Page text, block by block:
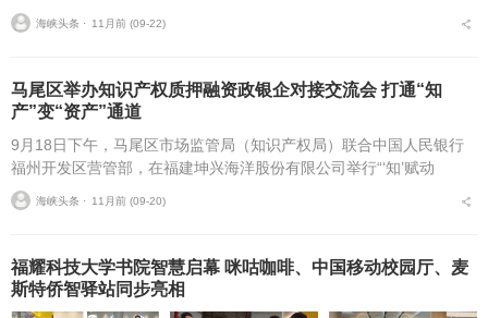
赞。近日，马尾区新华园小区一对老年夫妇迎来了生活中的一件“暖心
事”——家中使...
海峡头条 ⋅ 11月前 (09-22)
马尾区举办知识产权质押融资政银企对接交流会 打通“知
产”变“资产”通道
9月18日下午，马尾区市场监管局（知识产权局）联合中国人民银行
福州开发区营管部，在福建坤兴海洋股份有限公司举行“‘知’赋动
能‘融’通未来”知识产权质押融资政银企对接交流会，旨在深化知识产
权金融创新、...
海峡头条 ⋅ 11月前 (09-20)
福耀科技大学书院智慧启幕 咪咕咖啡、中国移动校园厅、麦
斯特侨智驿站同步亮相